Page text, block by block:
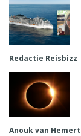
Redactie Reisbizz
Anouk van Hemert